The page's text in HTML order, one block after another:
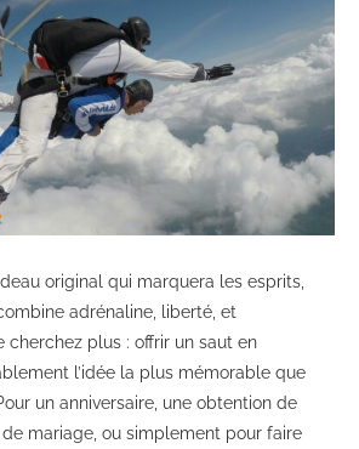
original qui marquera les esprits,
adrénaline, liberté, et
cherchez plus : offrir un saut en
l’idée la plus mémorable que
un anniversaire, une obtention de
mariage, ou simplement pour faire